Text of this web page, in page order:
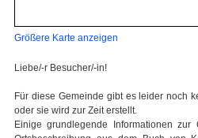
Größere Karte anzeigen
Liebe/-r Besucher/-in!
Für diese Gemeinde gibt es leider noch
oder sie wird zur Zeit erstellt.
Einige grundlegende Informationen